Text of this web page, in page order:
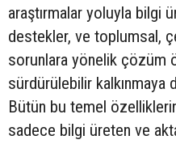
araştırmalar yoluyla bilgi
destekler, ve toplumsal,
sorunlara yönelik çözüm
sürdürülebilir kalkınmaya
Bütün bu temel
sadece bilgi üreten ve